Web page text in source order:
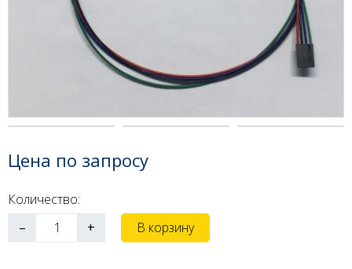
Цена по запросу
Количество:
–
+ В корзину